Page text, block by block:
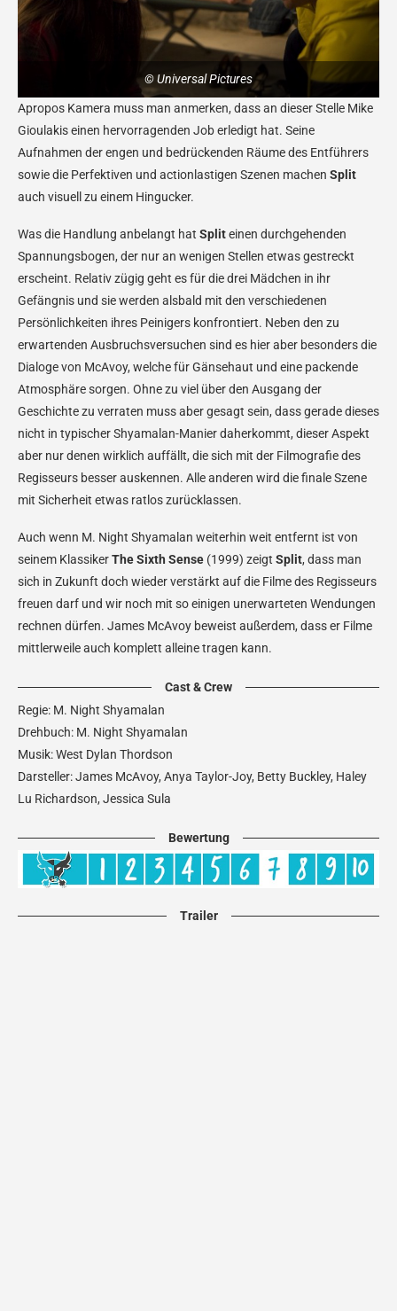
© Universal Pictures
Apropos Kamera muss man anmerken, dass an dieser Stelle Mike
Gioulakis einen hervorragenden Job erledigt hat. Seine
Aufnahmen der engen und bedrückenden Räume des Entführers
sowie die Perfektiven und actionlastigen Szenen machen Split
auch visuell zu einem Hingucker.
Was die Handlung anbelangt hat Spliteinen durchgehenden
Spannungsbogen, der nur an wenigen Stellen etwas gestreckt
erscheint. Relativ zügig geht es für die drei Mädchen in ihr
Gefängnis und sie werden alsbald mit den verschiedenen
Persönlichkeiten ihres Peinigers konfrontiert. Neben den zu
erwartenden Ausbruchsversuchen sind es hier aber besonders die
Dialoge von McAvoy, welche für Gänsehaut und eine packende
Atmosphäre sorgen. Ohne zu viel über den Ausgang der
Geschichte zu verraten muss aber gesagt sein, dass gerade dieses
nicht in typischer Shyamalan-Manier daherkommt, dieser Aspekt
aber nur denen wirklich auffällt, die sich mit der Filmografie des
Regisseurs besser auskennen. Alle anderen wird die finale Szene
mit Sicherheit etwas ratlos zurücklassen.
Auch wenn M. Night Shyamalan weiterhin weit entfernt ist von
seinem KlassikerThe Sixth Sense (1999) zeigt Split, dass man
sich in Zukunft doch wieder verstärkt auf die Filme des Regisseurs
freuen darf und wir noch mit so einigen unerwarteten Wendungen
rechnen dürfen. James McAvoy beweist außerdem, dass er Filme
mittlerweile auch komplett alleine tragen kann.
Cast & Crew
Regie: M. Night Shyamalan
Drehbuch: M. Night Shyamalan
Musik: West Dylan Thordson
Darsteller: James McAvoy, Anya Taylor-Joy, Betty Buckley, Haley
Lu Richardson, Jessica Sula
Bewertung
Trailer